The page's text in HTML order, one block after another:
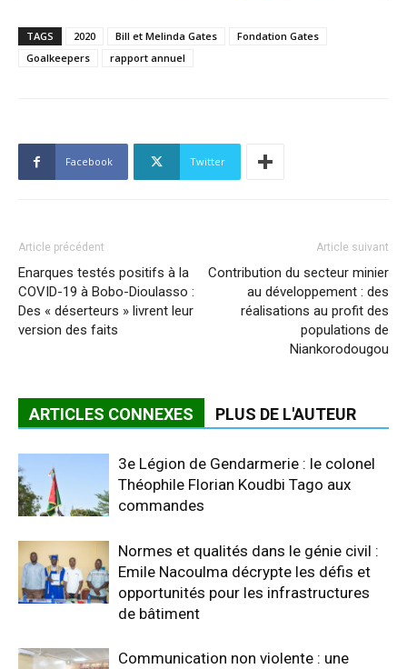
TAGS 2020 Bill et Melinda Gates
Fondation Gates
Goalkeepers
rapport annuel
Facebook Twitter
Article précédent
Enarques testés positifs à la
COVID-19 à Bobo-Dioulasso :
Des « déserteurs » livrent leur
version des faits
Article suivant
Contribution du secteur minier
au développement : des
réalisations au profit des
populations de
Niankorodougou
ARTICLES CONNEXES PLUS DE L'AUTEUR
3e Légion de Gendarmerie : le colonel
Théophile Florian Koudbi Tago aux
commandes
Normes et qualités dans le génie civil :
Emile Nacoulma décrypte les défis et
opportunités pour les infrastructures
de bâtiment
Communication non violente : une